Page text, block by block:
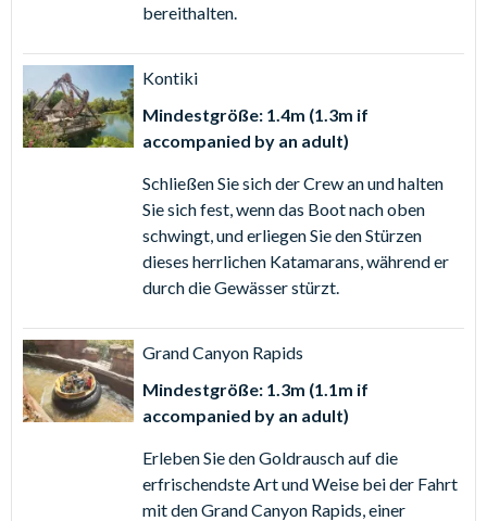
PortAventura World Öffnungszeiten (Änderungen
DerPortAventura Park
Februar bis 17. März 2024 und täglich vom 22. März
2024 bis zum 6. Januar 2024 geöffnet.Ferrari Land
PortAventura ParkundFerrari Landsind vom 22.
März bis zum 10. November 2024 und vom 21.
Dezember 2024 bis zum 6. Januar 2025 täglich geöffnet.
Außerdem sind die Parks Samstags und Sonntags vom
Der PortAventura Park öffnet normalerweise um 10:30
Uhr und Ferrari Land um 14:00 Uhr.
Caribe Aquatic Parkist nur in den Sommermonaten
vom 25. Mai bis zum 8. September 2024 geöffnet. Die
Tore öffnen normalerweise um 10:30 Uhr.
Besuche
des Caribe Aquatic Park müssen vor dem 8.
September 2024 vorgenommen werden.
bereithalten.
Kontiki
Mindestgröße: 1.4m (1.3m if
accompanied by an adult)
Schließen Sie sich der Crew an und halten
Sie sich fest, wenn das Boot nach oben
schwingt, und erliegen Sie den Stürzen
dieses herrlichen Katamarans, während er
durch die Gewässer stürzt.
Grand Canyon Rapids
Mindestgröße: 1.3m (1.1m if
accompanied by an adult)
Erleben Sie den Goldrausch auf die
erfrischendste Art und Weise bei der Fahrt
mit den Grand Canyon Rapids, einer